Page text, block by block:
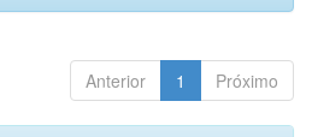
Anterior 1 Próximo